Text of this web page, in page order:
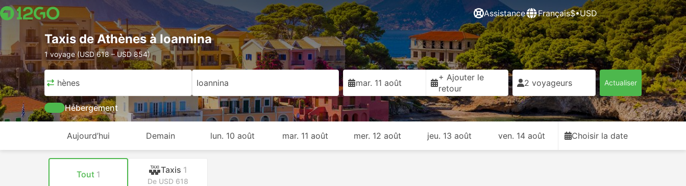
Assistance Français$•USD
Taxis de Athènes à Ioannina
1 voyage (USD 618 – USD 854)
Athènes Ioannina mar. 11 août
+ Ajouter le
retour
2 voyageurs Actualiser
Hébergement
Aujourd’hui Demain lun. 10 août mar. 11 août mer. 12 août jeu. 13 août ven. 14 août Choisir la date
Tout 1 Taxis 1
De USD 618